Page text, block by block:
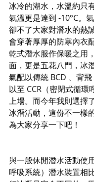
冰冷的湖水，水溫約只
氣溫更是達到 -10°C。
卻不了大家對潛水的熱
會穿著厚厚的防寒內衣
乾式潛水服作保暖之用
面，更是五花八門，冰
氣配以傳統 BCD 、背
以至 CCR（密閉式循環
上場。而今年我則選擇
冰潛活動，這份不一樣
為大家分享一下吧！
與一般休閒潛水活動使
呼吸系統）潛水裝置相